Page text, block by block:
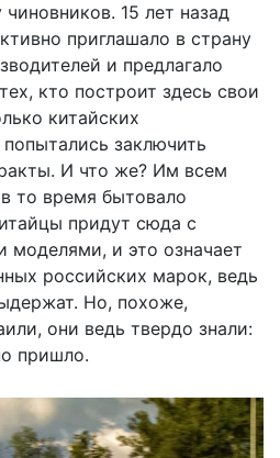
15 лет назад
приглашало в страну
и предлагало
кто построит здесь свои
китайских
заключить
И что же? Им всем
то время бытовало
придут сюда с
и это означает
российских марок, ведь
Но, похоже,
они ведь твердо знали:
пришло.